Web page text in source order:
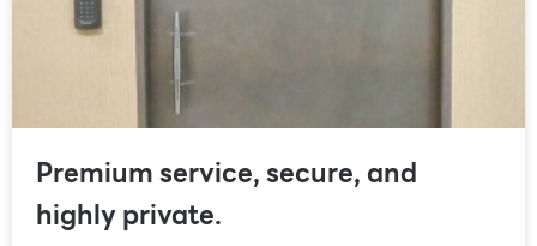
Premium service, secure, and
highly private.